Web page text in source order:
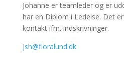
Johanne er teamleder og er
har en Diplom i Ledelse. Det
kontakt ifm. indskrivninger.
jsh@floralund.dk